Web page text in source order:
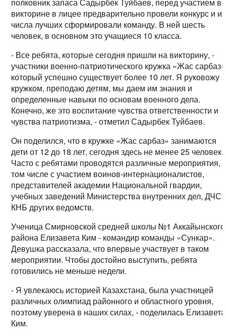
полковник запаса Садырбек Туйбаев, перед участием в
викторине в лицее предварительно провели конкурс и из
числа лучших сформировали команду. В ней шесть
человек, в основном это учащиеся 10 класса.
- Все ребята, которые сегодня пришли на викторину, -
участники военно-патриотического кружка «Жас
который успешно существует более 10 лет. Я руковожу
кружком, преподаю детям, мы даем им знания и
определенные навыки по основам военного дела.
Конечно, же это воспитание чувства ответственности и
чувства патриотизма, - отметил Садырбек Туйбаев.
Он поделился, что в кружке «Жас сарбаз» занимаются
дети от 12 до 18 лет, сегодня здесь не менее 25 человек.
Часто с ребятами проводятся различные мероприятия,
том числе с участием воинов-интернационалистов,
представителей академии Национальной гвардии,
учебных заведений Министерства внутренних дел, ДЧС,
КНБ других ведомств.
Ученица Смирновской средней школы №1 Аккайынского
района Елизавета Ким - командир команды «Сункар».
Девушка рассказала, что впервые участвует в таком
мероприятии. Чтобы достойно выступить, ребята
готовились не меньше недели.
- Я увлекаюсь историей Казахстана, была участницей
различных олимпиад районного и областного уровня,
поэтому уверена в наших силах, - поделилась Елизавета
Ким.